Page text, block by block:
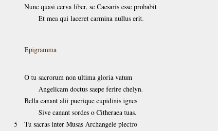
Nunc quasi cerva liber, se Caesaris esse probabit
Et mea qui laceret carmina nullus erit.
Epigramma
O tu sacrorum non ultima gloria vatum
Angelicam doctus saepe ferire chelyn.
Bella canant alii puerique cupidinis ignes
Sive canant sordes o Citheraea tuas.
5
Tu sacras inter Musas Archangele plectro